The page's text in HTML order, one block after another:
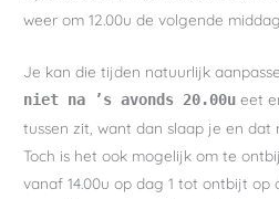
weer om 12.00u de volgende
Je kan die tijden natuurlijk
niet na ’s avonds 20.00u eet
tussen zit, want dan slaap je en dat
Toch is het ook mogelijk om te
vanaf 14.00u op dag 1 tot ontbijt op